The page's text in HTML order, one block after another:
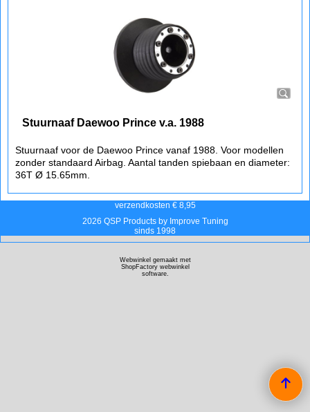
Stuurnaaf Daewoo Prince v.a. 1988
Stuurnaaf voor de Daewoo Prince vanaf 1988. Voor modellen
zonder standaard Airbag. Aantal tanden spiebaan en diameter:
36T Ø 15.65mm.
verzendkosten € 8,95
2026 QSP Products by Improve Tuning
sinds 1998
Webwinkel gemaakt met
ShopFactory webwinkel
software.